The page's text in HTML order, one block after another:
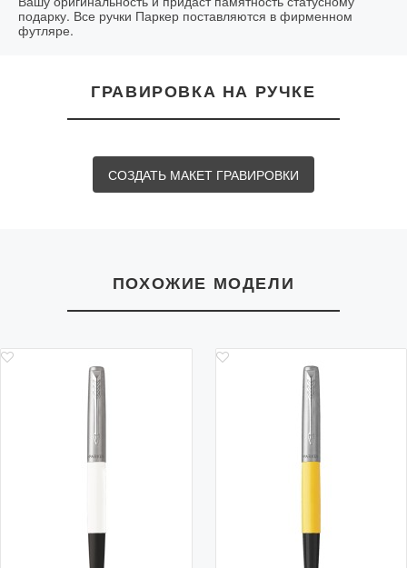
500 р. при покупке до
до 18:00
сегодня до 23:00
18:00 *
* более точное время согласовывается с курьером
после оформления заказа
доставки доставки Сроки доставки
от 600 рублей
Курьерской
службой
1-3 рабочих дней
* более точное время и стоимость согласовывается с
менеджером после оформления заказа
Адрес: Ветошный переулок 9, ТЦ "Никольский Пассаж",
подарку. Все ручки Паркер поставляются в фирменном
футляре.
ГРАВИРОВКА НА РУЧКЕ
СОЗДАТЬ МАКЕТ ГРАВИРОВКИ
ПОХОЖИЕ МОДЕЛИ